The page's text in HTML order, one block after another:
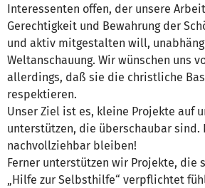
Interessenten offen, der unsere
Gerechtigkeit und Bewahrung der
und aktiv mitgestalten will,
Weltanschauung. Wir wünschen uns
allerdings, daß sie die christliche
respektieren.
Unser Ziel ist es, kleine Projekte auf
unterstützen, die überschaubar sind.
nachvollziehbar bleiben!
Ferner unterstützen wir Projekte, die
„Hilfe zur Selbsthilfe“ verpflichtet